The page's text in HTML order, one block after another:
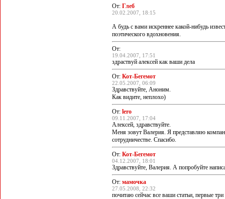
От: Глеб
20.02.2007, 18:15
А будь с вами искреннее какой-нибудь
поэтического вдохновения.
От:
19.04.2007, 17:51
здраствуй алексей как ваши дела
От: Кот-Бегемот
22.05.2007, 06:09
Здравствуйте, Аноним.
Как видите, неплохо)
От: lero
09.11.2007, 17:04
Алексей, здравствуйте.
Меня зовут Валерия. Я представляю
сотрудничестве. Спасибо.
От: Кот-Бегемот
04.12.2007, 18:01
Здравствуйте, Валерия. А попробуйте
От: мамочка
27.05.2008, 22:32
почитаю сейчас все ваши статьи, первые